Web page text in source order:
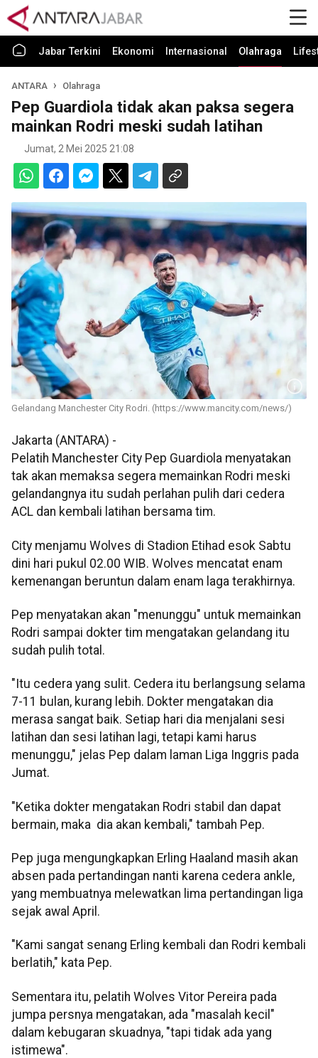
Jabar Terkini Ekonomi Internasional Olahraga
ANTARA Olahraga
Pep Guardiola tidak akan paksa segera
mainkan Rodri meski sudah latihan
Jumat, 2 Mei 2025 21:08
Gelandang Manchester City Rodri. (https://www.mancity.com/news/)
Jakarta (ANTARA) -
Pelatih Manchester City Pep Guardiola menyatakan
tak akan memaksa segera memainkan Rodri meski
gelandangnya itu sudah perlahan pulih dari cedera
ACL dan kembali latihan bersama tim.
City menjamu Wolves di Stadion Etihad esok Sabtu
dini hari pukul 02.00 WIB. Wolves mencatat enam
kemenangan beruntun dalam enam laga terakhirnya.
Pep menyatakan akan "menunggu" untuk memainkan
Rodri sampai dokter tim mengatakan gelandang itu
sudah pulih total.
"Itu cedera yang sulit. Cedera itu berlangsung selama
7-11 bulan, kurang lebih. Dokter mengatakan dia
merasa sangat baik. Setiap hari dia menjalani sesi
latihan dan sesi latihan lagi, tetapi kami harus
menunggu," jelas Pep dalam laman Liga Inggris pada
Jumat.
"Ketika dokter mengatakan Rodri stabil dan dapat
bermain, maka dia akan kembali," tambah Pep.
Pep juga mengungkapkan Erling Haaland masih akan
absen pada pertandingan nanti karena cedera ankle,
yang membuatnya melewatkan lima pertandingan liga
sejak awal April.
"Kami sangat senang Erling kembali dan Rodri kembali
berlatih," kata Pep.
Sementara itu, pelatih Wolves Vitor Pereira pada
jumpa persnya mengatakan, ada "masalah kecil"
dalam kebugaran skuadnya, "tapi tidak ada yang
istimewa".